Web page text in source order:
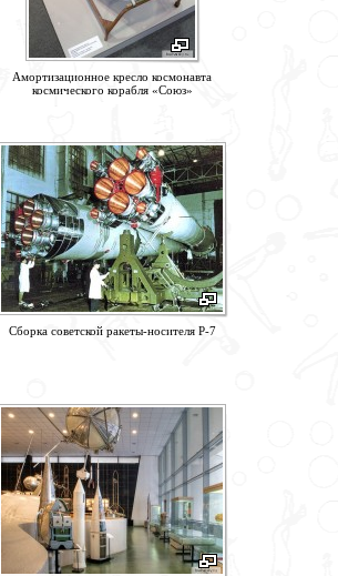
Амортизационное кресло космонавта
космического корабля «Союз»
Сборка советской ракеты-носителя Р-7